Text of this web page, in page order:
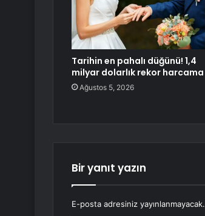
Tarihin en pahalı düğünü! 1,4
milyar dolarlık rekor harcama
Ağustos 5, 2026
Bir yanıt yazın
E-posta adresiniz yayınlanmayacak.